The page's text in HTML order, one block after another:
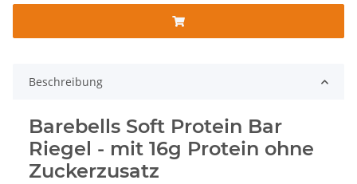
Beschreibung
Barebells Soft Protein Bar
Riegel - mit 16g Protein ohne
Zuckerzusatz